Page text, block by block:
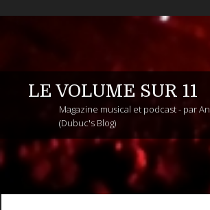
LE VOLUME SUR 11
Magazine musical et podcast - par
(Dubuc's Blog)